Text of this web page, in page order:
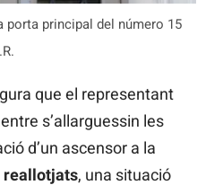
porta principal del número 15
que el representant
s’allarguessin les
d’un ascensor a la
reallotjats, una situació